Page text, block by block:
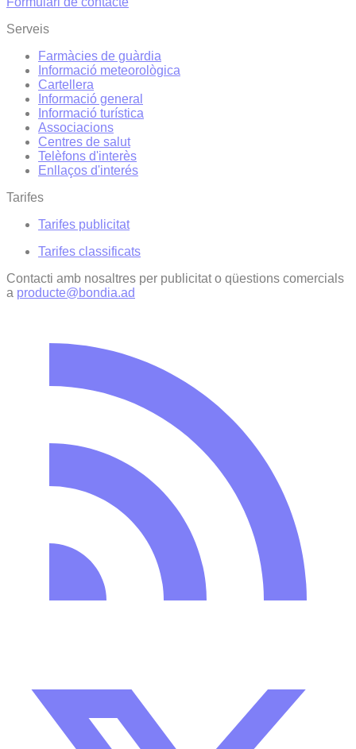
Serveis
Farmàcies de guàrdia
Informació meteorològica
Cartellera
Informació general
Informació turística
Associacions
Centres de salut
Telèfons d'interès
Enllaços d'interés
Tarifes
Tarifes publicitat
Tarifes classificats
Contacti amb nosaltres per publicitat o qüestions comercials
a producte@bondia.ad